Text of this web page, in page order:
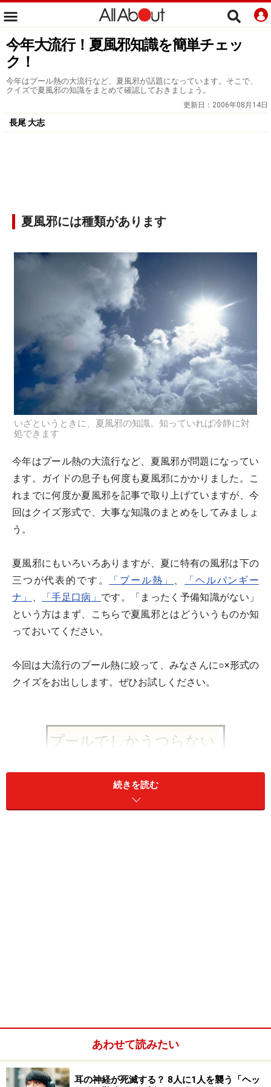
今年大流行！夏風邪知識を簡単チェッ
ク！
今年はプール熱の大流行など、夏風邪が話題になっています。そこで、
クイズで夏風邪の知識をまとめて確認しておきましょう。
更新日： 2006年08月14日
長尾 大志
夏風邪には種類があります
いざというときに、夏風邪の知識。知っていれば冷静に対
処できます
今年はプール熱の大流行など、夏風邪が問題になってい
ます。ガイドの息子も何度も夏風邪にかかりました。こ
れまでに何度か夏風邪を記事で取り上げていますが、今
回はクイズ形式で、大事な知識のまとめをしてみましょ
う。
夏風邪にもいろいろありますが、夏に特有の風邪は下の
三つが代表的です。
「プール熱」 、
「ヘルパンギー
ナ」
、 「手足口病」 です。「まったく予備知識がない」
という方はまず、こちらで夏風邪とはどういうものか知
っておいてください。
今回は大流行のプール熱に絞って、みなさんに○×形式の
クイズをお出しします。ぜひお試しください。
プールでしかうつらない
※記事内容は執筆時点のものです。最新の内容をご確認くださ
い。
続きを読む
あわせて読みたい
耳の神経が死滅する？ 8人に1人を襲う「ヘッ